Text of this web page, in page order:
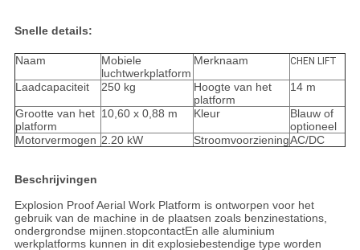
Snelle details:
Naam
Mobiele
luchtwerkplatform
Merknaam CHEN LIFT
Laadcapaciteit 250 kg
Hoogte van het
platform
14 m
Grootte van het
platform
10,60 x 0,88 m Kleur
Blauw of
optioneel
Motorvermogen 2.20 kW StroomvoorzieningAC/DC
Beschrijvingen
Explosion Proof Aerial Work Platform is ontworpen voor het
gebruik van de machine in de plaatsen zoals benzinestations,
ondergrondse mijnen.stopcontactEn alle aluminium
werkplatforms kunnen in dit explosiebestendige type worden